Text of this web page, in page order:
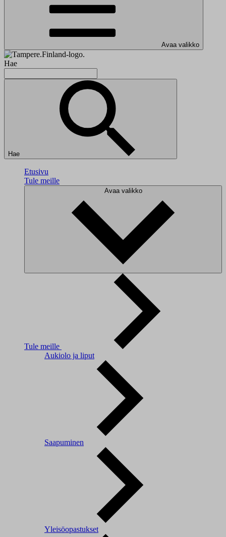
Avaa valikko
Hae
Hae
Etusivu
Tule meille
Avaa valikko
Tule meille
Aukiolo ja liput
Saapuminen
Yleisöopastukset